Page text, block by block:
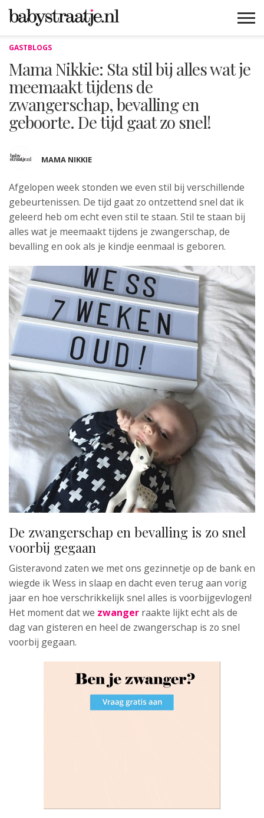
GASTBLOGS
Mama Nikkie: Sta stil bij alles wat je
meemaakt tijdens de
zwangerschap, bevalling en
geboorte. De tijd gaat zo snel!
MAMA NIKKIE
Afgelopen week stonden we even stil bij verschillende
gebeurtenissen. De tijd gaat zo ontzettend snel dat ik
geleerd heb om echt even stil te staan. Stil te staan bij
alles wat je meemaakt tijdens je zwangerschap, de
bevalling en ook als je kindje eenmaal is geboren.
De zwangerschap en bevalling is zo snel
voorbij gegaan
Gisteravond zaten we met ons gezinnetje op de bank en
wiegde ik Wess in slaap en dacht even terug aan vorig
jaar en hoe verschrikkelijk snel alles is voorbijgevlogen!
Het moment dat we zwanger raakte lijkt echt als de
dag van gisteren en heel de zwangerschap is zo snel
voorbij gegaan.